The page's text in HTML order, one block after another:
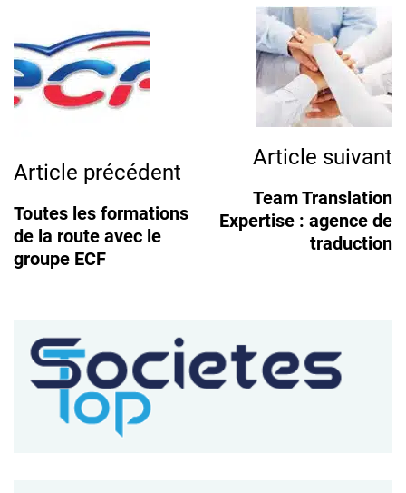
Post
Navigation
Article précédent
Toutes les formations
de la route avec le
groupe ECF
Article suivant
Team Translation
Expertise : agence de
traduction